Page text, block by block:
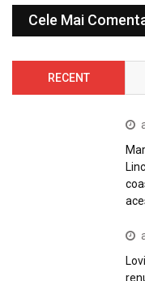
Cele Mai
RECENT